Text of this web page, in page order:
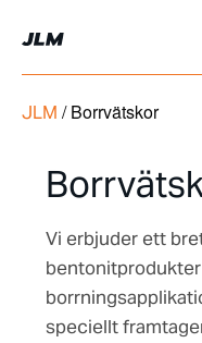
JLM /Borrvätskor
Vi erbjuder ett
speciellt